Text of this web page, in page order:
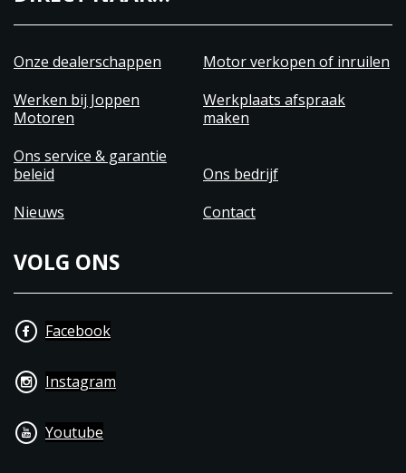
Onze dealerschappen
Motor verkopen of inruilen
Werken bij Joppen
Motoren
Werkplaats afspraak
maken
Ons service & garantie
beleid
Ons bedrijf
Nieuws
Contact
VOLG ONS
Facebook
Instagram
Youtube